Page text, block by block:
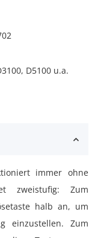
D5100 u.a.
immer ohne
zweistufig: Zum
halb an, um
einzustellen. Zum